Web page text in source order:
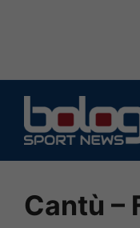
contenuto
Cantù –